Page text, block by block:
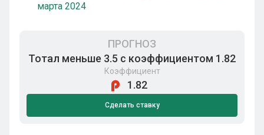
марта 2024
ПРОГНОЗ
Тотал меньше 3.5 с коэффициентом 1.82
Коэффициент
1.82
Сделать ставку